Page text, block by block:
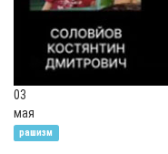
03
мая
рашизм